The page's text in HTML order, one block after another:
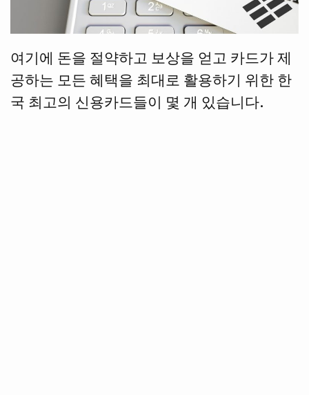
여기에 돈을 절약하고 보상을 얻고 카드가 제
공하는 모든 혜택을 최대로 활용하기 위한 한
국 최고의 신용카드들이 몇 개 있습니다.